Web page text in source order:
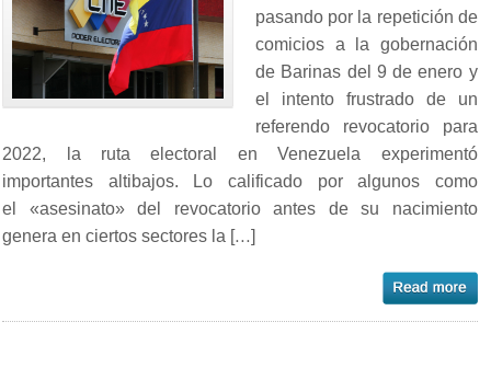
pasando por la repetición de
comicios a la gobernación
de Barinas del 9 de enero y
el intento frustrado de un
referendo revocatorio para
2022, la ruta electoral en Venezuela experimentó
importantes altibajos. Lo calificado por algunos como
el «asesinato» del revocatorio antes de su nacimiento
genera en ciertos sectores la […]